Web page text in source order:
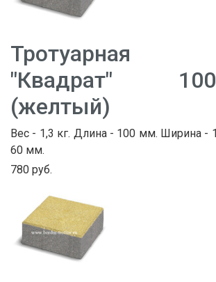
Тротуарная
"Квадрат"
(желтый)
Вес - 1,3 кг. Длина - 100 мм. Ширина -
60 мм.
780 руб.